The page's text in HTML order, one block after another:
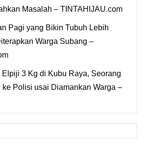
Masalah – TINTAHIJAU.com
Pagi yang Bikin Tubuh Lebih
Warga Subang –
Elpiji 3 Kg di Kubu Raya, Seorang
ke Polisi usai Diamankan Warga –